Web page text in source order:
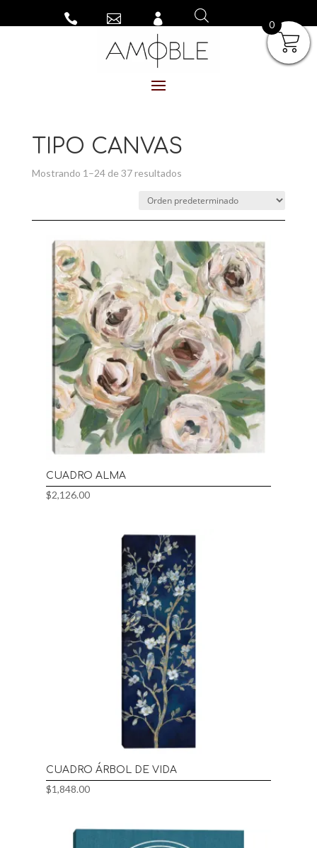
  
TIPO CANVAS
Mostrando 1–24 de 37 resultados
CUADRO ALMA
$2,126.00
CUADRO ÁRBOL DE VIDA
$1,848.00
0